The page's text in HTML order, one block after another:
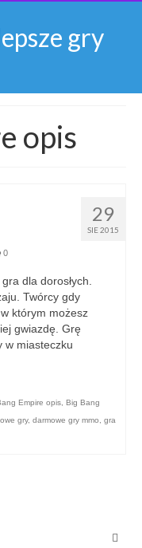
gry
opis
29
SIE 2015
0
dla dorosłych.
Twórcy gdy
którym możesz
gwiazdę. Grę
w miasteczku
Empire opis Big Bang
gry, darmowe gry mmo
gra